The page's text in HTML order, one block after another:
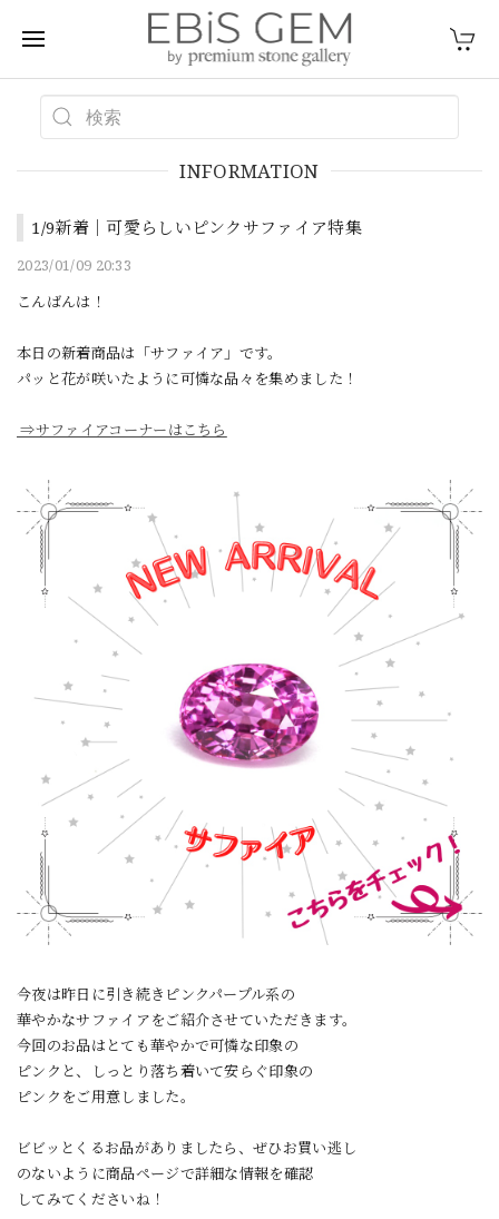
INFORMATION
1/9新着｜可愛らしいピンクサファイア特集
2023/01/09 20:33
こんばんは！
本日の新着商品は「サファイア」です。
パッと花が咲いたように可憐な品々を集めました！
⇒サファイアコーナーはこちら
今夜は昨日に引き続きピンクパープル系の
華やかなサファイアをご紹介させていただきます。
今回のお品はとても華やかで可憐な印象の
ピンクと、しっとり落ち着いて安らぐ印象の
ピンクをご用意しました。
ビビッとくるお品がありましたら、ぜひお買い逃し
のないように商品ページで詳細な情報を確認
してみてくださいね！